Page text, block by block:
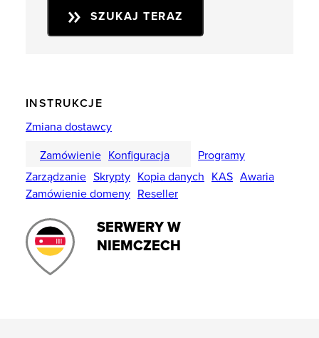
SZUKAJ TERAZ
INSTRUKCJE
Zmiana dostawcy
Zamówienie Konfiguracja
Programy
Zarządzanie Skrypty Kopia danych KAS Awaria
Zamówienie domeny Reseller
SERWERY W
NIEMCZECH